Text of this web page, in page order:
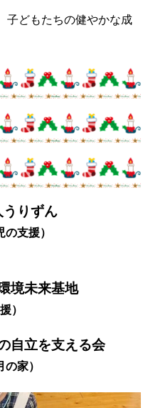
子どもたちの健やかな成
りずん
の支援）
境未来基地
）
自立を支える会
の家）